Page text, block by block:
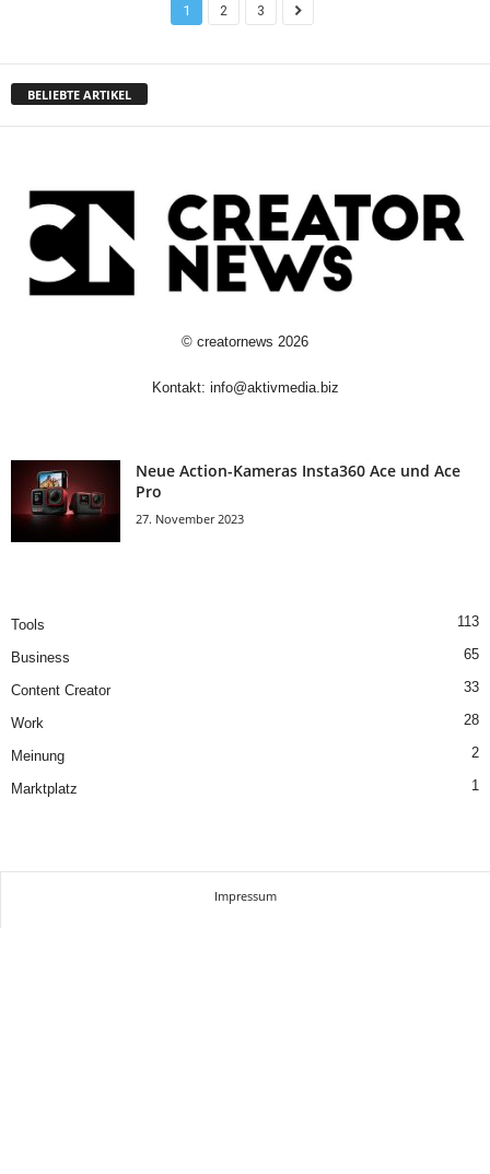
1 2 3
BELIEBTE ARTIKEL
© creatornews 2026
Kontakt: info@aktivmedia.biz
Neue Action-Kameras Insta360 Ace und Ace
Pro
27. November 2023
Tools 113
Business 65
Content Creator 33
Work 28
Meinung 2
Marktplatz 1
Impressum